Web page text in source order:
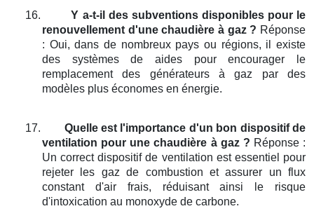
16.
Y a-t-il des subventions disponibles pour le
renouvellement d'une chaudière à gaz ? Réponse
: Oui, dans de nombreux pays ou régions, il existe
des systèmes de aides pour encourager le
remplacement des générateurs à gaz par des
modèles plus économes en énergie.
17.
Quelle est l'importance d'un bon dispositif de
ventilation pour une chaudière à gaz ? Réponse :
Un correct dispositif de ventilation est essentiel pour
rejeter les gaz de combustion et assurer un flux
constant d'air frais, réduisant ainsi le risque
d'intoxication au monoxyde de carbone.